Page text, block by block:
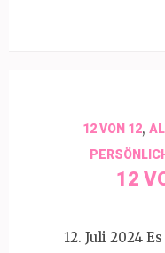
12 VON 12,
12
12. Juli 2024